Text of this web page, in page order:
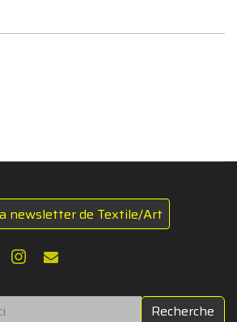
newsletter de Textile/Art
Recherche